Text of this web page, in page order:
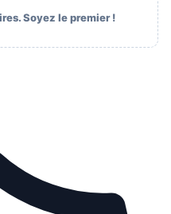
Soyez le premier !